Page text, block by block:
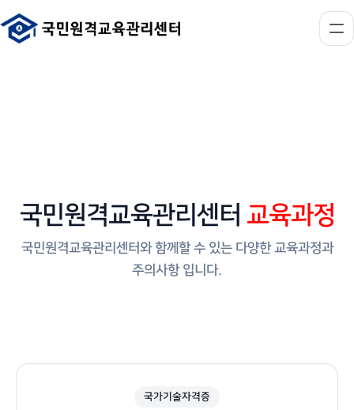
국민원격교육관리센터 교육과정
국민원격교육관리센터와 함께할 수 있는 다양한 교육과정과
주의사항 입니다.
국가기술자격증